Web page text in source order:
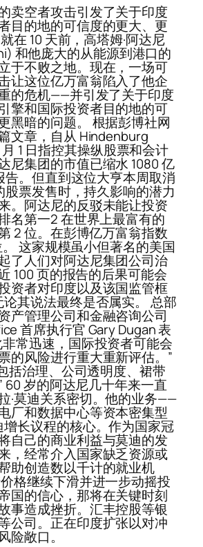
卖空者攻击引发了关于印度
目的地的可信度的更大、更
在 10 天前，高塔姆·阿达尼
和他庞大的从能源到港口的
于不败之地。现在，一场可
让这位亿万富翁陷入了他企
的危机——并引发了关于印度
擎和国际投资者目的地的可
黑暗的问题。 根据彭博社网
文章，自从 Hindenburg
1 日指控其操纵股票和会计
尼集团的市值已缩水 1080 亿
告。但直到这位大亨本周取消
股票发售时，持久影响的潜力
。阿达尼的反驳未能让投资
名第一2 在世界上最富有的
2 位。在彭博亿万富翁指数
。 这家规模虽小但著名的美国
了人们对阿达尼集团公司治
100 页的报告的后果可能会
资者对印度以及该国监管框
其说法最终是否属实。 总部
产管理公司和金融咨询公司
首席执行官 Gary Dugan 表
常迅速，国际投资者可能会
的风险进行重大重新评估。”
括治理、公司透明度、裙带
60 岁的阿达尼几十年来一直
·莫迪关系密切。他的业务——
厂和数据中心等资本密集型
长议程的核心。作为国家冠
自己的商业利益与莫迪的发
，经常介入国家缺乏资源或
助创造数以千计的就业机
格继续下滑并进一步动摇投
国的信心，那将在关键时刻
事造成挫折。汇丰控股等银
公司。正在印度扩张以对冲
险敞口。